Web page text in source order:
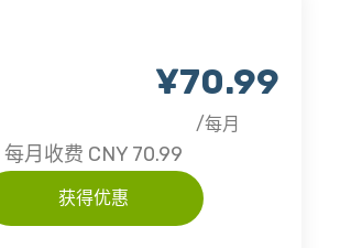
¥70.99
/每月
每月收费 CNY 70.99
获得优惠